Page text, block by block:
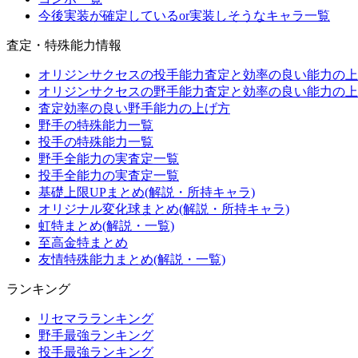
今後実装が確定しているor実装しそうなキャラ一覧
査定・特殊能力情報
オリジンサクセスの投手能力査定と効率の良い能力の
オリジンサクセスの野手能力査定と効率の良い能力の
査定効率の良い野手能力の上げ方
野手の特殊能力一覧
投手の特殊能力一覧
野手全能力の実査定一覧
投手全能力の実査定一覧
基礎上限UPまとめ(解説・所持キャラ)
オリジナル変化球まとめ(解説・所持キャラ)
虹特まとめ(解説・一覧)
至高金特まとめ
友情特殊能力まとめ(解説・一覧)
ランキング
リセマラランキング
野手最強ランキング
投手最強ランキング